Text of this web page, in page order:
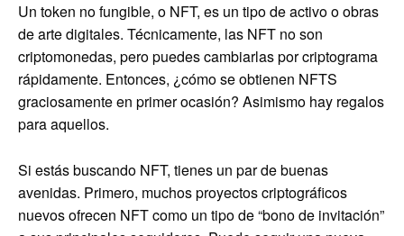
Un token no fungible, o NFT, es un tipo de activo o obras
de arte digitales. Técnicamente, las NFT no son
criptomonedas, pero puedes cambiarlas por criptograma
rápidamente. Entonces, ¿cómo se obtienen NFTS
graciosamente en primer ocasión? Asimismo hay regalos
para aquellos.
Si estás buscando NFT, tienes un par de buenas
avenidas. Primero, muchos proyectos criptográficos
nuevos ofrecen NFT como un tipo de “bono de invitación”